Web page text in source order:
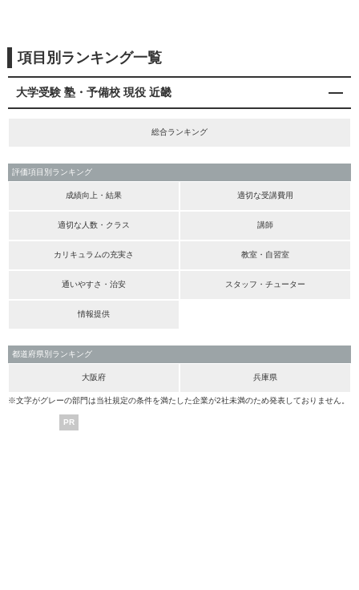
項目別ランキング一覧
大学受験 塾・予備校 現役 近畿
総合ランキング
評価項目別ランキング
成績向上・結果 適切な受講費用
適切な人数・クラス 講師
カリキュラムの充実さ 教室・自習室
通いやすさ・治安 スタッフ・チューター
情報提供
都道府県別ランキング
大阪府 兵庫県
※文字がグレーの部門は当社規定の条件を満たした企業が2社未満のため発表しておりません。
PR